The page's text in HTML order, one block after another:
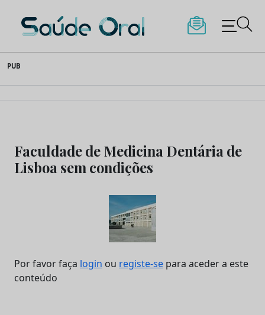
to
content
Saúde Oral
PUB
Faculdade de Medicina Dentária de
Lisboa sem condições
Por favor faça login ou registe-se para aceder a este
conteúdo